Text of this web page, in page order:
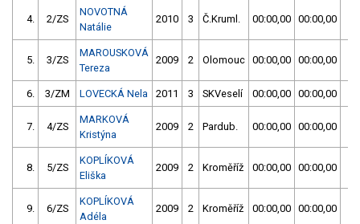
4. 2/ZS
NOVOTNÁ
Natálie
2010 3 Č.Kruml. 00:00,00 00:00,00
5. 3/ZS
MAROUSKOVÁ
Tereza
2009 2 Olomouc 00:00,00 00:00,00
6. 3/ZM LOVECKÁ Nela 2011 3 SKVeselí 00:00,00 00:00,00
7. 4/ZS
MARKOVÁ
Kristýna
2009 2 Pardub. 00:00,00 00:00,00
8. 5/ZS
KOPLÍKOVÁ
Eliška
2009 2 Kroměříž 00:00,00 00:00,00
9. 6/ZS
KOPLÍKOVÁ
Adéla
2009 2 Kroměříž 00:00,00 00:00,00